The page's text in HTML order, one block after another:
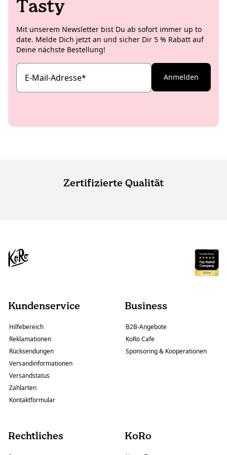
Tasty
Mit unserem Newsletter bist Du ab sofort immer up to
date. Melde Dich jetzt an und sicher Dir 5 % Rabatt auf
Deine nächste Bestellung!
E-Mail-Adresse* Anmelden
Zertifizierte Qualität
Kundenservice
Hilfebereich
Reklamationen
Rücksendungen
Versandinformationen
Versandstatus
Zahlarten
Kontaktformular
Business
B2B-Angebote
KoRo Cafe
Sponsoring & Kooperationen
Rechtliches KoRo